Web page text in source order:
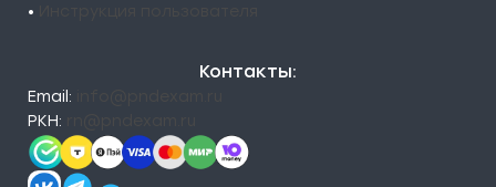
•
Контакты:
Email:
РКН: